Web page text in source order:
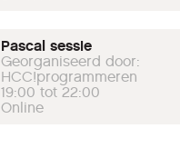
Pascal sessie
Georganiseerd door:
HCC!programmeren
19:00 tot 22:00
Online